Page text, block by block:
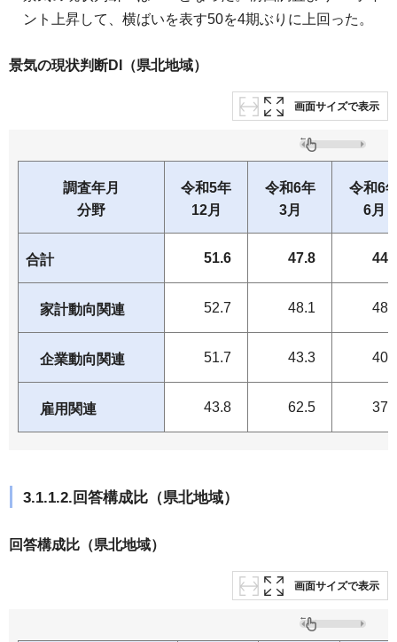
ント上昇して、横ばいを表す50を4期ぶりに上回った。
景気の現状判断DI（県北地域）
画面サイズで表示
調査年月
分野
令和5年
12月
令和6年
3月
令和6
6月
合計 51.6 47.8
家計動向関連 52.7 48.1
企業動向関連 51.7 43.3
雇用関連 43.8 62.5
3.1.1.2.回答構成比（県北地域）
回答構成比（県北地域）
画面サイズで表示